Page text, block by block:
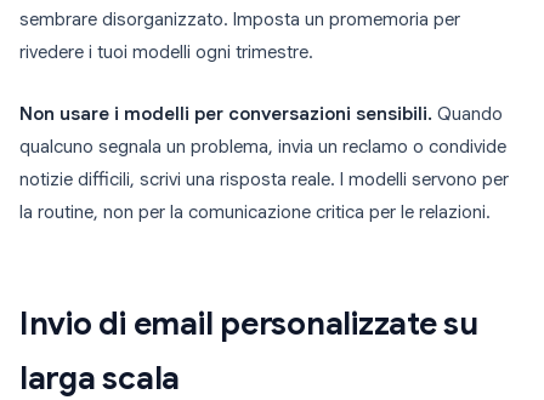
sembrare disorganizzato. Imposta un promemoria per
rivedere i tuoi modelli ogni trimestre.
Non usare i modelli per conversazioni sensibili. Quando
qualcuno segnala un problema, invia un reclamo o condivide
notizie difficili, scrivi una risposta reale. I modelli servono per
la routine, non per la comunicazione critica per le relazioni.
Invio di email personalizzate su
larga scala